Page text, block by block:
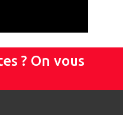
? On vous